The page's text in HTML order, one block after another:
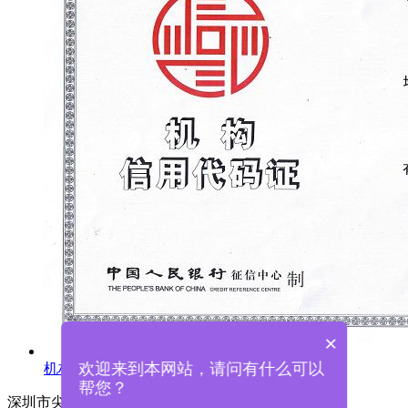
机构信用代码证
深圳市尖锋精密科技有限公司
×
欢迎来到本网站，请问有什么可以
帮您？